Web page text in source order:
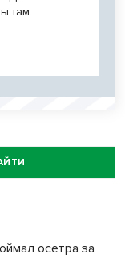
там.
осетра за